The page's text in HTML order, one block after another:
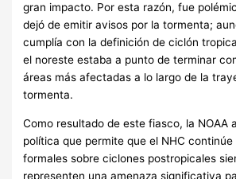
gran impacto. Por esta razón, fue
dejó de emitir avisos por la tormenta;
cumplía con la definición de ciclón
el noreste estaba a punto de terminar
áreas más afectadas a lo largo de la
tormenta.
Como resultado de este fiasco, la NOAA
política que permite que el NHC
formales sobre ciclones postropicales
representen una amenaza significativa